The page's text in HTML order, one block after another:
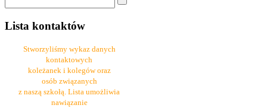
Lista kontaktów
Stworzyliśmy wykaz danych
kontaktowych
koleżanek i kolegów oraz
osób związanych
z naszą szkołą. Lista umożliwia
nawiązanie